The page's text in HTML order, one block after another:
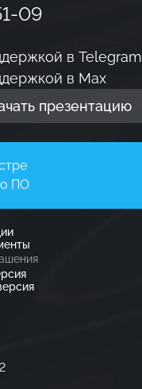
09
в Telegram
в Мах
презентацию
ПО